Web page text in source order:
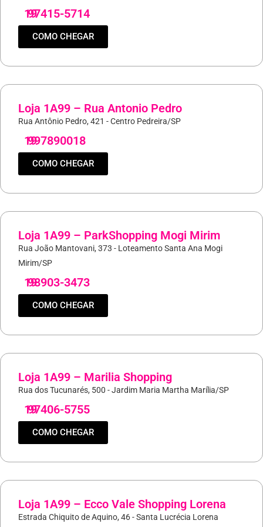
19
97415-5714
COMO CHEGAR
Loja 1A99 – Rua Antonio Pedro
Rua Antônio Pedro, 421 - Centro Pedreira/SP
19
997890018
COMO CHEGAR
Loja 1A99 – ParkShopping Mogi Mirim
Rua João Mantovani, 373 - Loteamento Santa Ana Mogi
Mirim/SP
19
98903-3473
COMO CHEGAR
Loja 1A99 – Marilia Shopping
Rua dos Tucunarés, 500 - Jardim Maria Martha Marília/SP
19
97406-5755
COMO CHEGAR
Loja 1A99 – Ecco Vale Shopping Lorena
Estrada Chiquito de Aquino, 46 - Santa Lucrécia Lorena